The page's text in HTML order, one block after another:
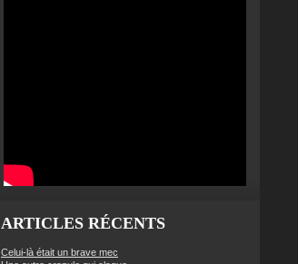
ARTICLES RÉCENTS
Celui-là était un brave mec